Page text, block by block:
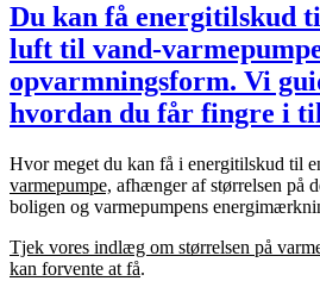
Du kan få energitilskud
luft til vand-
opvarmningsform. Vi
hvordan du får fingre i
Hvor meget du kan få i energitilskud til
varmepumpe, afhænger af størrelsen på
boligen og varmepumpens
Tjek vores indlæg om størrelsen på
kan forvente at få.